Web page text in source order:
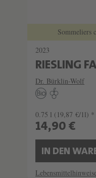
Sommeliers
2023
RIESLING
Dr. Bürklin-Wolf
0.75 l (19,87 €/1l) *
14,90 €
IN DEN